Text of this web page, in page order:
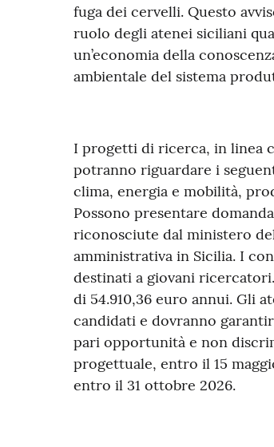
fuga dei cervelli. Questo
ruolo degli atenei siciliani
un’economia della
ambientale del sistema
I progetti di ricerca, in linea
potranno riguardare i
clima, energia e mobilità,
Possono presentare
riconosciute dal ministero
amministrativa in Sicilia. I
destinati a giovani
di 54.910,36 euro annui. Gli
candidati e dovranno
pari opportunità e non
progettuale, entro il 15
entro il 31 ottobre 2026.